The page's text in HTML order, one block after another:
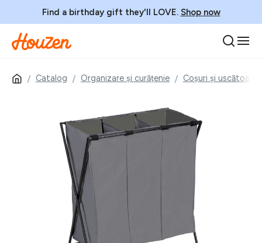
Find a birthday gift they'll LOVE. Shop now
Catalog Organizare și curățenie Coșuri și